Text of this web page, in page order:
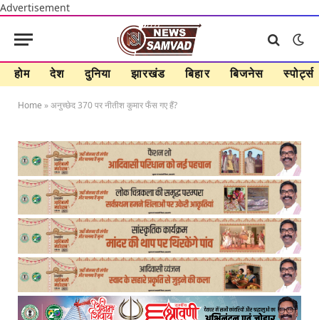
Advertisement
होम देश दुनिया झारखंड बिहार बिजनेस स्पोर्ट्स
Home »अनुच्छेद 370 पर नीतीश कुमार फँस गए हैं?